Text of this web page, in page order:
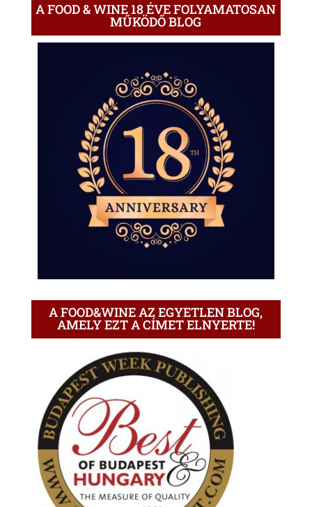
A FOOD & WINE 18 ÉVE FOLYAMATOSAN
MŰKÖDŐ BLOG
A FOOD&WINE AZ EGYETLEN BLOG,
AMELY EZT A CÍMET ELNYERTE!